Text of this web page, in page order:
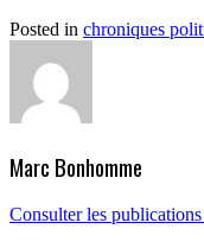
Posted in chroniques
Marc Bonhomme
Consulter les